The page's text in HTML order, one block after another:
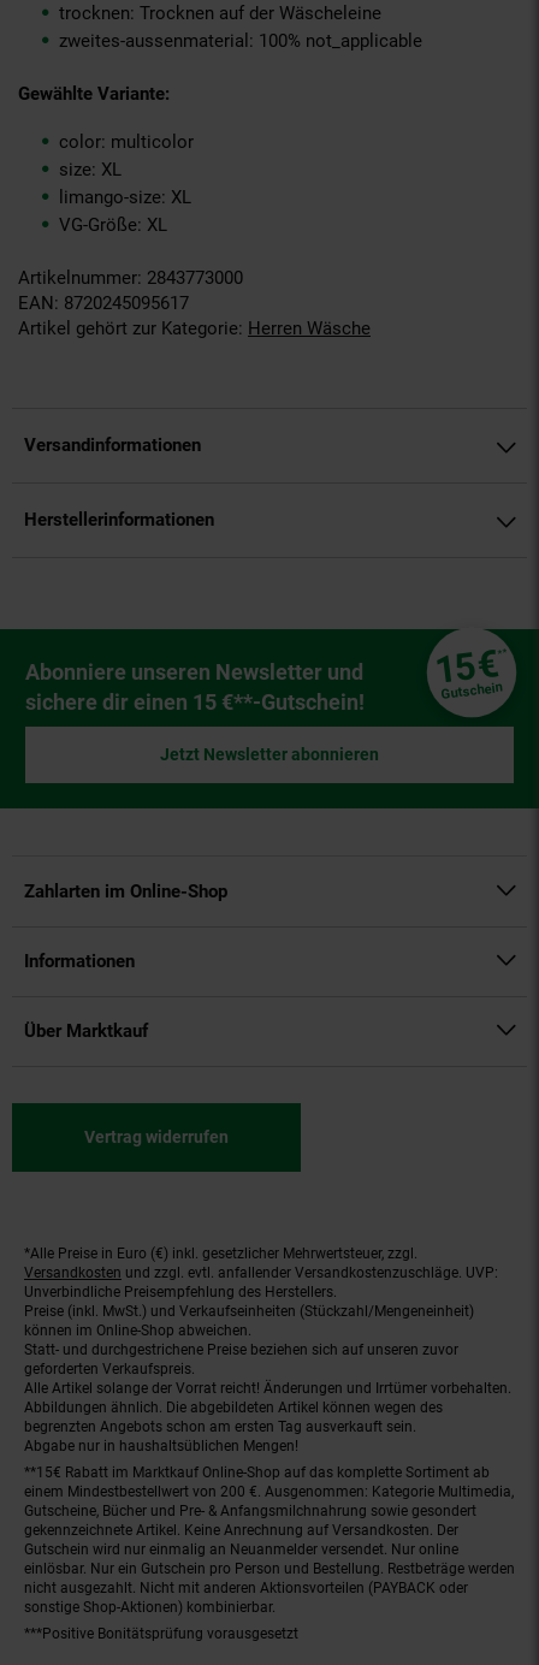
trocknen: Trocknen auf der Wäscheleine
zweites-aussenmaterial: 100% not_applicable
Gewählte Variante:
color: multicolor
size: XL
limango-size: XL
VG-Größe: XL
Artikelnummer: 2843773000
EAN: 8720245095617
Artikel gehört zur Kategorie: Herren Wäsche
Versandinformationen
Herstellerinformationen
Newsletter Anmeldung
Abonniere unseren Newsletter und
sichere dir einen 15 €**-Gutschein!
15€**
Gutschein
Jetzt Newsletter abonnieren
Zahlarten im Online-Shop
Informationen
Über Marktkauf
Vertrag widerrufen
Fußnoten
*Alle Preise in Euro (€) inkl. gesetzlicher Mehrwertsteuer, zzgl.
Versandkosten und zzgl. evtl. anfallender Versandkostenzuschläge. UVP:
Unverbindliche Preisempfehlung des Herstellers.
Preise (inkl. MwSt.) und Verkaufseinheiten (Stückzahl/Mengeneinheit)
können im Online-Shop abweichen.
Statt- und durchgestrichene Preise beziehen sich auf unseren zuvor
geforderten Verkaufspreis.
Alle Artikel solange der Vorrat reicht! Änderungen und Irrtümer vorbehalten.
Abbildungen ähnlich. Die abgebildeten Artikel können wegen des
begrenzten Angebots schon am ersten Tag ausverkauft sein.
Abgabe nur in haushaltsüblichen Mengen!
**15€ Rabatt im Marktkauf Online-Shop auf das komplette Sortiment ab
einem Mindestbestellwert von 200 €. Ausgenommen: Kategorie Multimedia,
Gutscheine, Bücher und Pre- & Anfangsmilchnahrung sowie gesondert
gekennzeichnete Artikel. Keine Anrechnung auf Versandkosten. Der
Gutschein wird nur einmalig an Neuanmelder versendet. Nur online
einlösbar. Nur ein Gutschein pro Person und Bestellung. Restbeträge werden
nicht ausgezahlt. Nicht mit anderen Aktionsvorteilen (PAYBACK oder
sonstige Shop-Aktionen) kombinierbar.
***Positive Bonitätsprüfung vorausgesetzt